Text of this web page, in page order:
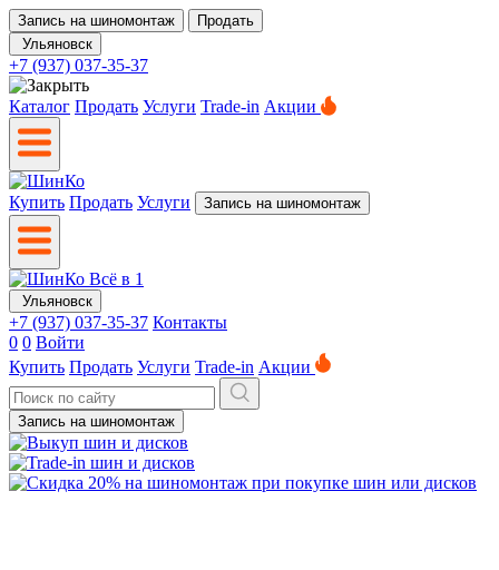
Запись на шиномонтаж
Продать
Ульяновск
+7 (937) 037-35-37
Каталог Продать Услуги Trade-in Акции
Купить Продать Услуги Запись на шиномонтаж
Ульяновск
+7 (937) 037-35-37 Контакты
0 0 Войти
Купить Продать Услуги Trade-in Акции
Запись на шиномонтаж